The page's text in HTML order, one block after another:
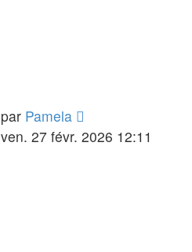
par Pamela
ven. 27 févr. 2026 12:11